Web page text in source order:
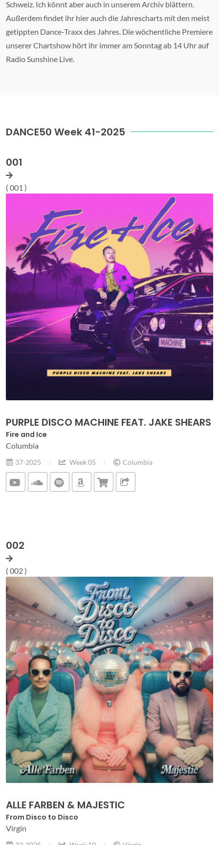
Schweiz. Ich könnt aber auch in unserem Archiv blättern.
Außerdem findet ihr hier auch die Jahrescharts mit den meist
getippten Dance-Traxx des Jahres. Die wöchentliche Premiere
unserer Chartshow hört ihr immer am Sonntag ab 14 Uhr auf
Radio Sunshine Live.
DANCE50 Week 41-2025
001
( 001 )
PURPLE DISCO MACHINE FEAT. JAKE SHEARS
Fire and Ice
Columbia
37-2025 Week 05 Columbia
002
( 002 )
ALLE FARBEN & MAJESTIC
From Disco to Disco
Virgin